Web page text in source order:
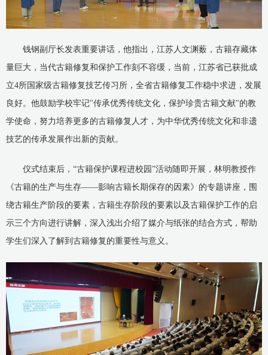
钱钢副厅长发表重要讲话，他指出，江苏人文渊薮，古籍存藏体
量巨大，当代古籍修复和保护工作刻不容缓，当前，江苏省已获批成
立4所国家级古籍修复技艺传习所，全省古籍修复工作稳中求进，发展
良好。他鼓励学校牢记"传承优秀传统文化，保护珍贵古籍文献"的教
学使命，努力培养更多的古籍修复人才，为中华优秀传统文化和非遗
技艺的传承发展作出新的贡献。
仪式结束后，“古籍保护课程进校园”活动随即开展，林明教授作
《古籍的生产与生存——影响古籍长期保存的因素》的专题讲座，围
绕古籍生产阶段的要素，古籍生存阶段的要素以及古籍保护工作的启
示三个方向进行讲解，深入浅出介绍了媒介与纸张的结合方式，帮助
学生们深入了解到古籍修复的重要性与意义。